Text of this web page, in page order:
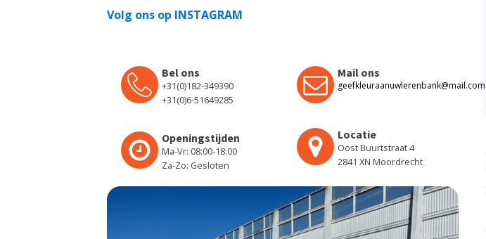
Volg ons op INSTAGRAM
Bel ons
+31(0)182-349390
+31(0)6-51649285
Openingstijden
Ma-Vr: 08:00-18:00
Za-Zo: Gesloten
Mail ons
geefkleuraanuwlerenbank@mail.com
Locatie
Oost Buurtstraat 4
2841 XN Moordrecht